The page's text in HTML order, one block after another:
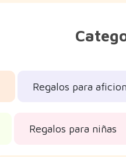
Regalos para
Regalos para niñas